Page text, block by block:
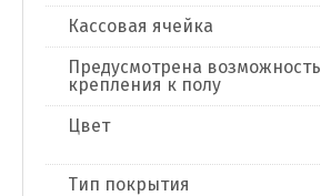
Кассовая ячейка
Предусмотрена
крепления к полу
Цвет
Тип покрытия